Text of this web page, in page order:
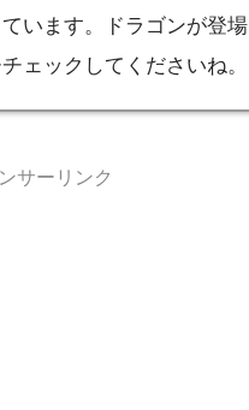
います。ドラゴンが登場
ェックしてくださいね。
サーリンク